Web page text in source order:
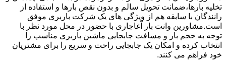
تخلیه بارها،ضمانت تحویل سالم و بدون نقص بارها و استفاده از
رانندگان با سابقه هم از ویژگی های یک شرکت باربری موفق
است.مشاورین وانت بار آغاجاری با حضور در محل مورد نظر با
توجه به حجم بار و مسافت جابجایی ماشین باربری مناسب را
انتخاب کرده و امکان یک جابجایی راحت و سریع را برای مشتریان
خود فراهم می کنند.